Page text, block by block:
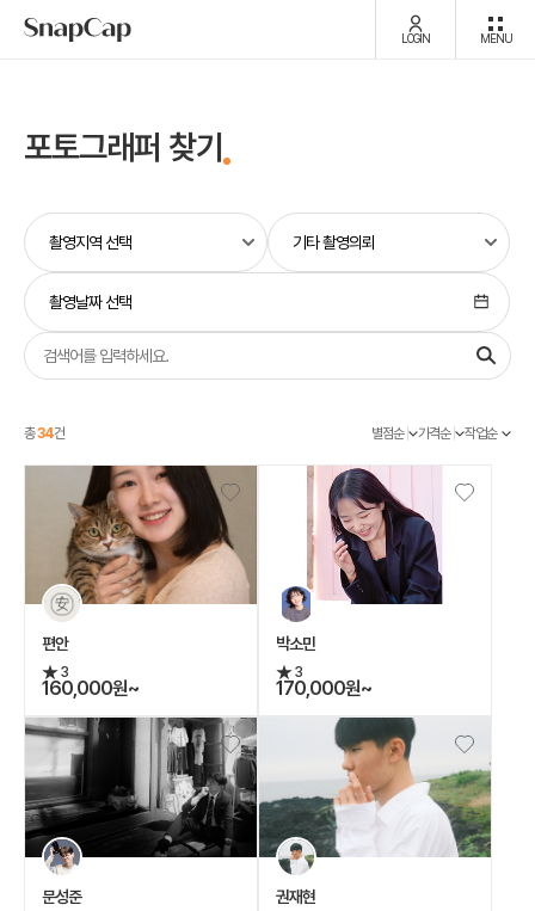
LOGIN MENU
포토그래퍼 찾기
촬영날짜 선택
총34건 별점순 가격순 작업순
편안
3
160,000원~
박소민
3
170,000원~
문성준 권재현